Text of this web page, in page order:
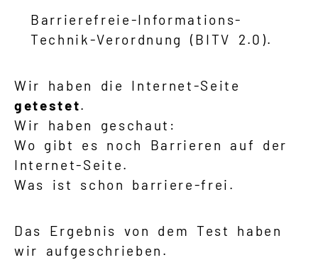
Barrierefreie-Informations-
Technik-Verordnung (BITV 2.0).
Wir haben die Internet-Seite
getestet.
Wir haben geschaut:
Wo gibt es noch Barrieren auf der
Internet-Seite.
Was ist schon barriere-frei.
Das Ergebnis von dem Test haben
wir aufgeschrieben.